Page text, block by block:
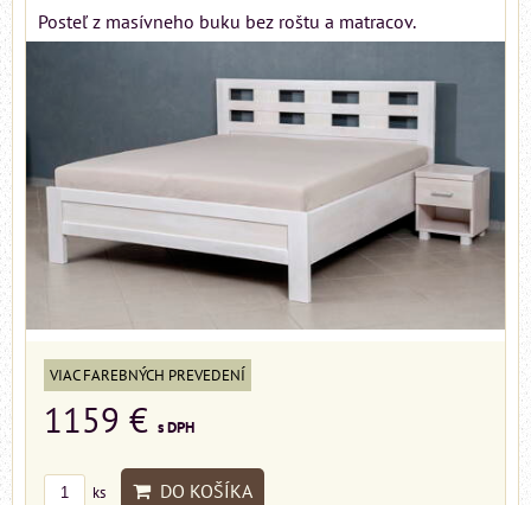
Posteľ z masívneho buku bez roštu a matracov.
VIAC FAREBNÝCH PREVEDENÍ
1159 € s DPH
ks DO KOŠÍKA